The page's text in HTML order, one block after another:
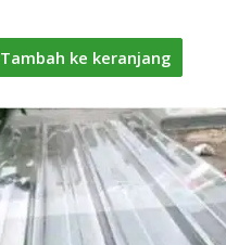
Tambah ke keranjang